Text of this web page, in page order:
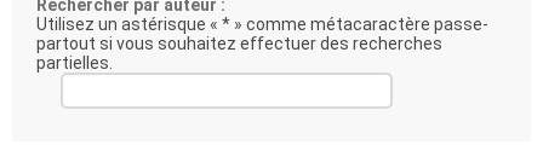
Rechercher par auteur :
Utilisez un astérisque « * » comme métacaractère passe-
partout si vous souhaitez effectuer des recherches
partielles.